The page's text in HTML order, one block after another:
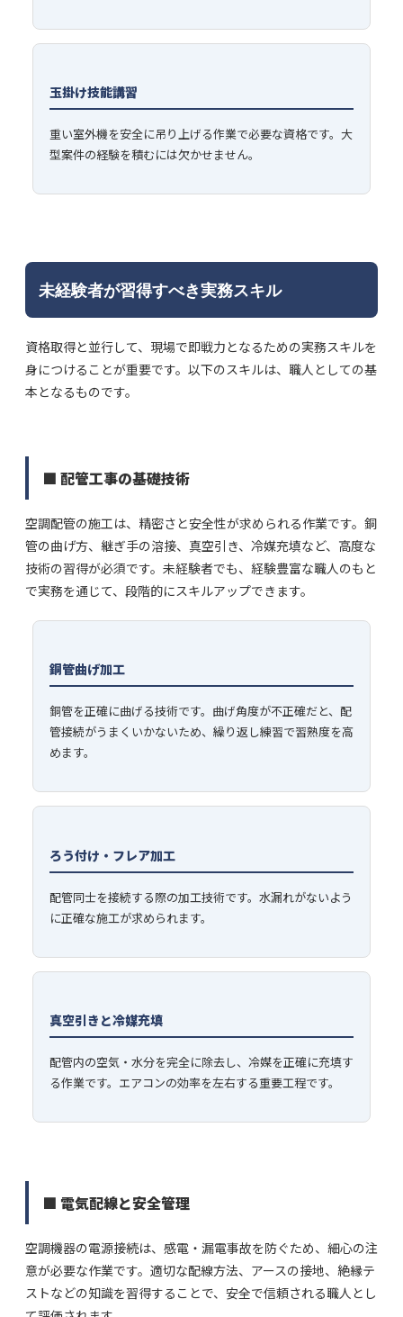
玉掛け技能講習
重い室外機を安全に吊り上げる作業で必要な資格です。大
型案件の経験を積むには欠かせません。
未経験者が習得すべき実務スキル
資格取得と並行して、現場で即戦力となるための実務スキルを
身につけることが重要です。以下のスキルは、職人としての基
本となるものです。
■ 配管工事の基礎技術
空調配管の施工は、精密さと安全性が求められる作業です。銅
管の曲げ方、継ぎ手の溶接、真空引き、冷媒充填など、高度な
技術の習得が必須です。未経験者でも、経験豊富な職人のもと
で実務を通じて、段階的にスキルアップできます。
銅管曲げ加工
銅管を正確に曲げる技術です。曲げ角度が不正確だと、配
管接続がうまくいかないため、繰り返し練習で習熟度を高
めます。
ろう付け・フレア加工
配管同士を接続する際の加工技術です。水漏れがないよう
に正確な施工が求められます。
真空引きと冷媒充填
配管内の空気・水分を完全に除去し、冷媒を正確に充填す
る作業です。エアコンの効率を左右する重要工程です。
■ 電気配線と安全管理
空調機器の電源接続は、感電・漏電事故を防ぐため、細心の注
意が必要な作業です。適切な配線方法、アースの接地、絶縁テ
ストなどの知識を習得することで、安全で信頼される職人とし